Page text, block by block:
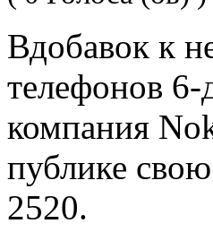
Вдобавок к
телефонов
компания
публике
2520.